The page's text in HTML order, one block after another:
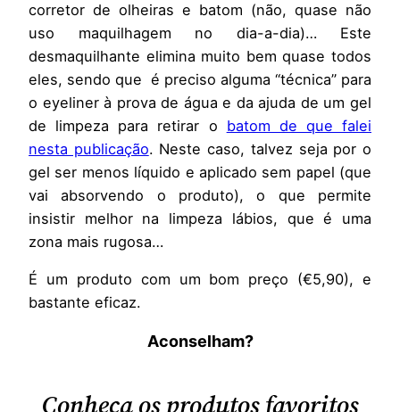
corretor de olheiras e batom (não, quase não
uso maquilhagem no dia-a-dia)… Este
desmaquilhante elimina muito bem quase todos
eles, sendo que é preciso alguma “técnica” para
o eyeliner à prova de água e da ajuda de um gel
de limpeza para retirar o batom de que falei
nesta publicação. Neste caso, talvez seja por o
gel ser menos líquido e aplicado sem papel (que
vai absorvendo o produto), o que permite
insistir melhor na limpeza lábios, que é uma
zona mais rugosa…
É um produto com um bom preço (€5,90), e
bastante eficaz.
Aconselham?
Conheça os produtos favoritos